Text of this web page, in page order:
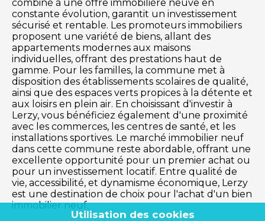
combiné à une offre immobilière neuve en
constante évolution, garantit un investissement
sécurisé et rentable. Les promoteurs immobiliers
proposent une variété de biens, allant des
appartements modernes aux maisons
individuelles, offrant des prestations haut de
gamme. Pour les familles, la commune met à
disposition des établissements scolaires de qualité,
ainsi que des espaces verts propices à la détente et
aux loisirs en plein air. En choisissant d'investir à
Lerzy, vous bénéficiez également d'une proximité
avec les commerces, les centres de santé, et les
installations sportives. Le marché immobilier neuf
dans cette commune reste abordable, offrant une
excellente opportunité pour un premier achat ou
pour un investissement locatif. Entre qualité de
vie, accessibilité, et dynamisme économique, Lerzy
est une destination de choix pour l'achat d'un bien
immobilier neuf.
Utilisation des cookies